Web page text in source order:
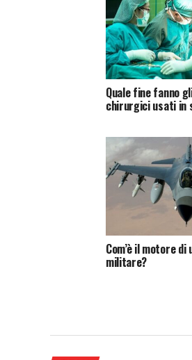
Quale fine fanno
chirurgici usati in
Com’è il motore di
militare?